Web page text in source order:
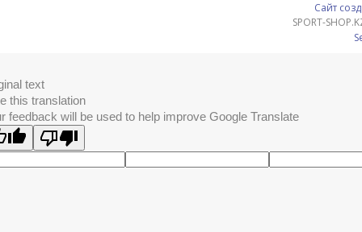
Сайт
SPORT-
text
this translation
feedback will be used to help improve Google Translate